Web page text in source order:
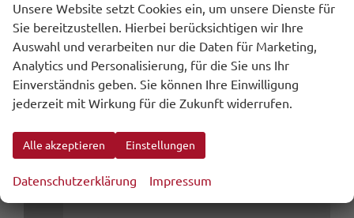
Gesamtpreis
inkl. 20% MwSt., zzgl. den Kosten für Überführung und Zulassungspapieren
inkl. NoVA
Wir rufen Sie an
Leasing anfragen
Unsere Website setzt Cookies ein, um unsere Dienste für
Sie bereitzustellen. Hierbei berücksichtigen wir Ihre
Auswahl und verarbeiten nur die Daten für Marketing,
Analytics und Personalisierung, für die Sie uns Ihr
Einverständnis geben. Sie können Ihre Einwilligung
jederzeit mit Wirkung für die Zukunft widerrufen.
Alle akzeptieren Einstellungen
Datenschutzerklärung Impressum